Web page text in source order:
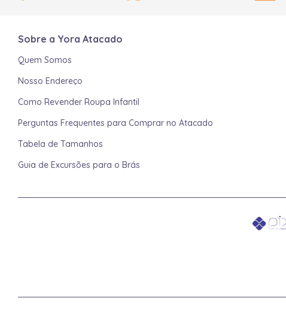
Sobre a Yora Atacado
Quem Somos
Nosso Endereço
Como Revender Roupa Infantil
Perguntas Frequentes para Comprar no Atacado
Tabela de Tamanhos
Guia de Excursões para o Brás